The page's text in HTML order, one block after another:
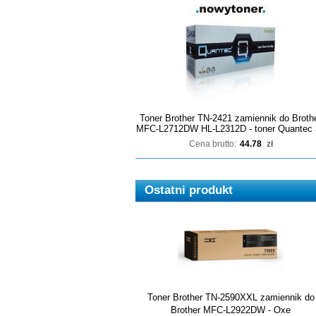
Toner Brother TN-2421 zamiennik do
MFC-L2712DW HL-L2312D - toner Quantec
Cena brutto: 44.78 zł
Ostatni produkt
Toner Brother TN-2590XXL zamiennik do
Brother MFC-L2922DW - Oxe